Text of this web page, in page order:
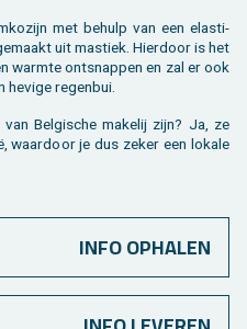
met be­hulp van een elas­ti­
uit mas­tiek. Hier­door is het
warm­te ont­snap­pen en zal er ook
he­vi­ge re­gen­bui.
Bel­gi­sche ma­ke­lij zijn? Ja, ze
waar­door je dus zeker een lo­ka­le
INFO OPHALEN